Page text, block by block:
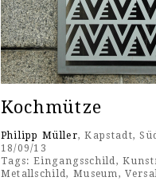
Kochmütze
Philipp Müller, Kapstadt,
18/09/13
Tags: Eingangsschild,
Metallschild, Museum,